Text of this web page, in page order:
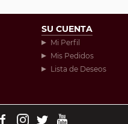
SU CUENTA
Mi Perfil
Mis Pedidos
Lista de Deseos